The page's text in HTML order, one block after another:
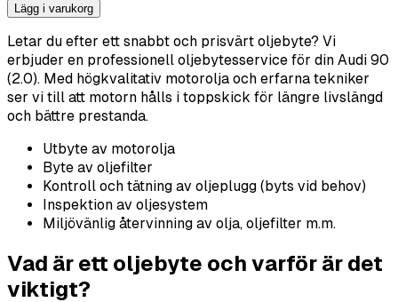
Lägg i varukorg
Letar du efter ett snabbt och prisvärt oljebyte? Vi
erbjuder en professionell oljebytesservice för din Audi 90
(2.0). Med högkvalitativ motorolja och erfarna tekniker
ser vi till att motorn hålls i toppskick för längre livslängd
och bättre prestanda.
Utbyte av motorolja
Byte av oljefilter
Kontroll och tätning av oljeplugg (byts vid behov)
Inspektion av oljesystem
Miljövänlig återvinning av olja, oljefilter m.m.
Vad är ett oljebyte och varför är det
viktigt?